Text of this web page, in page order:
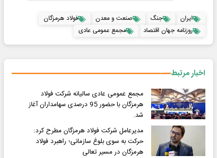
ایران جنگ صنعت و معدن
فولاد هرمزگان
روزنامه جهان اقتصاد
مجمع عمومی عادی
اخبار مرتبط
مجمع عمومی عادی سالیانه شرکت فولاد
هرمزگان با حضور 95 درصدی سهامداران آغاز
شد.
مدیرعامل شرکت فولاد هرمزگان مطرح کرد:
حرکت به سوی بلوغ سازمانی؛ راهبرد فولاد
هرمزگان در مسیر تعالی